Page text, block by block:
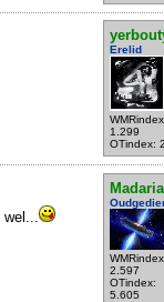
Erelid
1.299
OTindex:
2.597
OTindex:
5.605